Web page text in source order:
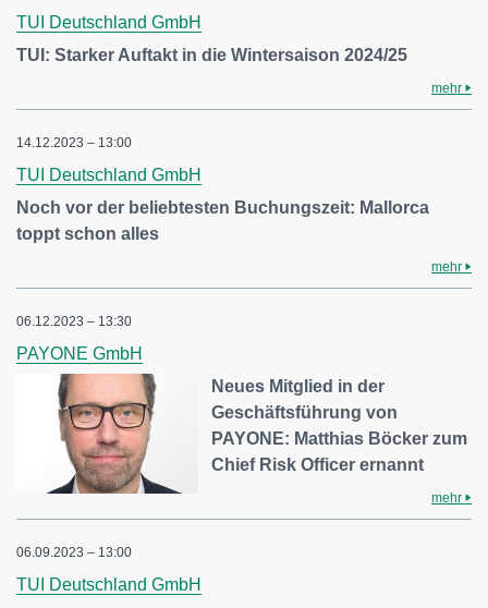
TUI Deutschland GmbH
TUI: Starker Auftakt in die Wintersaison 2024/25
mehr
14.12.2023 – 13:00
TUI Deutschland GmbH
Noch vor der beliebtesten Buchungszeit: Mallorca
toppt schon alles
mehr
06.12.2023 – 13:30
PAYONE GmbH
Neues Mitglied in der
Geschäftsführung von
PAYONE: Matthias Böcker zum
Chief Risk Officer ernannt
mehr
06.09.2023 – 13:00
TUI Deutschland GmbH